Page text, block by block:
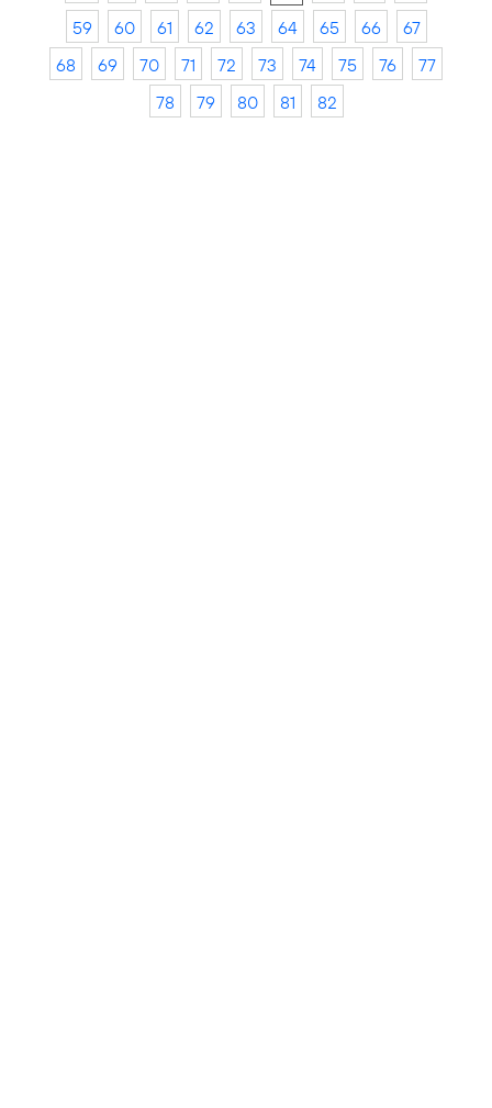
59
60 61 62 63 64 65 66
67
68
69 70 71 72 73 74 75 76
77
78
79 80 81 82